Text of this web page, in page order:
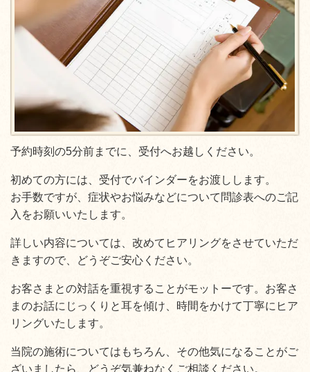
予約時刻の5分前までに、受付へお越しください。
初めての方には、受付でバインダーをお渡しします。
お手数ですが、症状やお悩みなどについて問診表へのご記
入をお願いいたします。
詳しい内容については、改めてヒアリングをさせていただ
きますので、どうぞご安心ください。
お客さまとの対話を重視することがモットーです。お客さ
まのお話にじっくりと耳を傾け、時間をかけて丁寧にヒア
リングいたします。
当院の施術についてはもちろん、その他気になることがご
ざいましたら、どうぞ気兼ねなくご相談ください。